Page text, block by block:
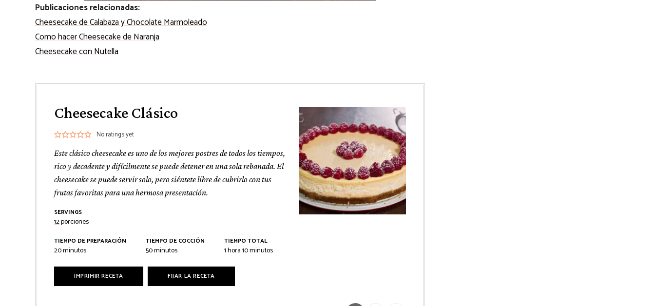
Publicaciones relacionadas:
Cheesecake de Calabaza y Chocolate Marmoleado
Como hacer Cheesecake de Naranja
Cheesecake con Nutella
Cheesecake Clásico
No ratings yet
Este clásico cheesecake es uno de los mejores postres de todos los tiempos,
rico y decadente y difícilmente se puede detener en una sola rebanada. El
cheesecake se puede servir solo, pero siéntete libre de cubrirlo con tus
frutas favoritas para una hermosa presentación.
SERVINGS
12porciones
TIEMPO DE PREPARACIÓN
20minutos
minutos
TIEMPO DE COCCIÓN
50minutos
minutos
TIEMPO TOTAL
1hora
hora10minutos
minutos
IMPRIMIR RECETA FIJAR LA RECETA